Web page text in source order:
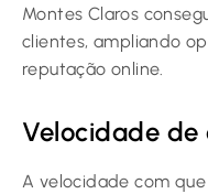
Montes Claros
clientes, ampliando
reputação online.
Velocidade
A velocidade com